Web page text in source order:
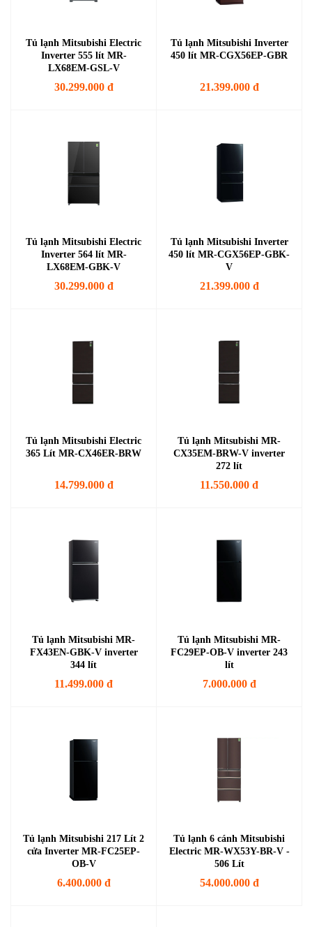
Tủ lạnh Mitsubishi Electric
Inverter 555 lít MR-
LX68EM-GSL-V
30.299.000 đ
Tủ lạnh Mitsubishi Inverter
450 lít MR-CGX56EP-GBR
21.399.000 đ
Tủ lạnh Mitsubishi Electric
Inverter 564 lít MR-
LX68EM-GBK-V
30.299.000 đ
Tủ lạnh Mitsubishi Inverter
450 lít MR-CGX56EP-GBK-
V
21.399.000 đ
Tủ lạnh Mitsubishi Electric
365 Lít MR-CX46ER-BRW
14.799.000 đ
Tủ lạnh Mitsubishi MR-
CX35EM-BRW-V inverter
272 lít
11.550.000 đ
Tủ lạnh Mitsubishi MR-
FX43EN-GBK-V inverter
344 lít
11.499.000 đ
Tủ lạnh Mitsubishi MR-
FC29EP-OB-V inverter 243
lít
7.000.000 đ
Tủ lạnh Mitsubishi 217 Lít 2
cửa Inverter MR-FC25EP-
OB-V
6.400.000 đ
Tủ lạnh 6 cánh Mitsubishi
Electric MR-WX53Y-BR-V -
506 Lít
54.000.000 đ